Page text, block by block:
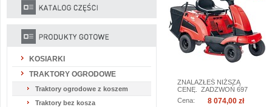
KOSIARKI
TRAKTORY OGRODOWE
Traktory ogrodowe z koszem
Traktory bez kosza
ZNALAZŁEŚ NIŻSZĄ
CENĘ. ZADZWOŃ 697
888 847...
Cena: 8 074,00 zł